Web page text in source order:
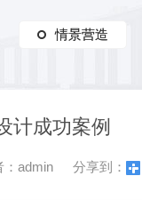
情景营造
情景营造
计成功案例
admin 分享到：